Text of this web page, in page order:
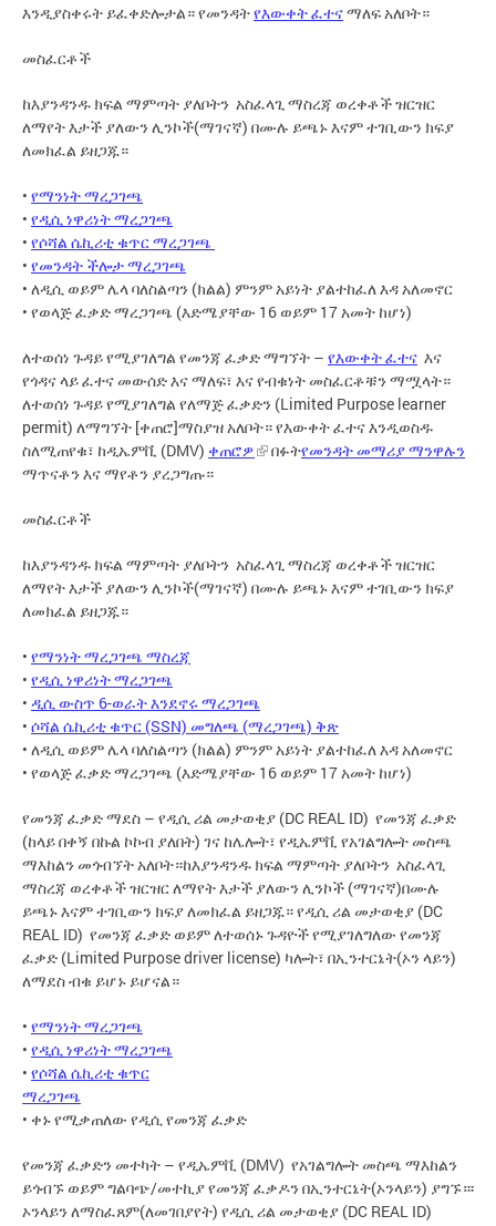
እንዲያስቀሩት ይፈቀድሎታል። የመንዳትየእውቀት ፈተናማለፍ አለቦት።
መስፈርቶች
ከእያንዳንዱ ክፍል ማምጣት ያለቦትን አስፈላጊ ማስረጃ ወረቀቶች ዝርዝር
ለማየት እታች ያለውን ሊንኮች(ማገናኛ) በሙሉ ይጫኑ እናም ተገቢውን ክፍያ
ለመክፈል ይዘጋጁ።
• የማንነት ማረጋገጫ
• የዲሲ ነዋሪነት ማረጋገጫ
• የሶሻል ሴኪሪቲ ቁጥር ማረጋገጫ
• የመንዳት ችሎታ ማረጋገጫ
• ለዲሲ ወይም ሌላ ባለስልጣን (ክልል) ምንም አይነት ያልተከፈለ እዳ አለመኖር
• የወላጅ ፈቃድ ማረጋገጫ (እድሜያቸው 16 ወይም 17 አመት ከሆነ)
ለተወሰነ ጉዳይ የሚያገለግል የመንጃ ፈቃድ ማግኘት – የእውቀት ፈተና እና
የጎዳና ላይ ፈተና መውሰድ እና ማለፍ፣ እና የብቁነት መስፈርቶቹን ማሟላት።
ለተወሰነ ጉዳይ የሚያገለግል የለማጅ ፈቃድን (Limited Purpose learner
permit) ለማግኘት [ቀጠሮ]ማስያዝ አለቦት። የእውቀት ፈተና እንዲወስዱ
ስለሚጠየቁ፣ ከዲኤምቪ (DMV) ቀጠሮዎ በፉትየመንዳት መማሪያ ማንዋሉን
ማጥናቶን እና ማየቶን ያረጋግጡ።
መስፈርቶች
ከእያንዳንዱ ክፍል ማምጣት ያለቦትን አስፈላጊ ማስረጃ ወረቀቶች ዝርዝር
ለማየት እታች ያለውን ሊንኮች(ማገናኛ) በሙሉ ይጫኑ እናም ተገቢውን ክፍያ
ለመክፈል ይዘጋጁ።
• የማንነት ማረጋገጫ ማስረጃ
• የዲሲ ነዋሪነት ማረጋገጫ
• ዲሲ ውስጥ 6-ወራት እንደኖሩ ማረጋገጫ
• ሶሻል ሴኪሪቲ ቁጥር (SSN) መግለጫ (ማረጋገጫ) ቅጽ
• ለዲሲ ወይም ሌላ ባለስልጣን (ክልል) ምንም አይነት ያልተከፈለ እዳ አለመኖር
• የወላጅ ፈቃድ ማረጋገጫ (እድሜያቸው 16 ወይም 17 አመት ከሆነ)
የመንጃ ፈቃድ ማደስ – የዲሲ ሪል መታወቂያ (DC REAL ID) የመንጃ ፈቃድ
(ከላይ በቀኝ በኩል ኮኮብ ያለበት) ገና ከሌሎት፣ የዲኤምቪ የአገልግሎት መስጫ
ማእከልን መጎብኘት አለቦት።ከእያንዳንዱ ክፍል ማምጣት ያለቦትን አስፈላጊ
ማስረጃ ወረቀቶች ዝርዝር ለማየት እታች ያለውን ሊንኮች (ማገናኛ)በሙሉ
ይጫኑ እናም ተገቢውን ክፍያ ለመክፈል ይዘጋጁ። የዲሲ ሪል መታወቂያ (DC
REAL ID) የመንጃ ፈቃድ ወይም ለተወሰኑ ጉዳዮች የሚያገለግለው የመንጃ
ፈቃድ (Limited Purpose driver license) ካሎት፣ በኢንተርኔት(ኦን ላይን)
ለማደስ ብቁ ይሆኑ ይሆናል።
• የማንነት ማረጋገጫ
• የዲሲ ነዋሪነት ማረጋገጫ
• የሶሻል ሴኪሪቲ ቁጥር
ማረጋገጫ
• ቀኑ የሚቃጠለው የዲሲ የመንጃ ፈቃድ
የመንጃ ፈቃድን መተካት – የዲኤምቪ (DMV) የአገልግሎት መስጫ ማእከልን
ይጎብኙ ወይም ግልባጭ/መተኪያ የመንጃ ፈቃዶን በኢንተርኔት(ኦንላይን) ያግኙ።፡
ኦንላይን ለማስፈጸም(ለመገበያየት) የዲሲ ሪል መታወቂያ (DC REAL ID)